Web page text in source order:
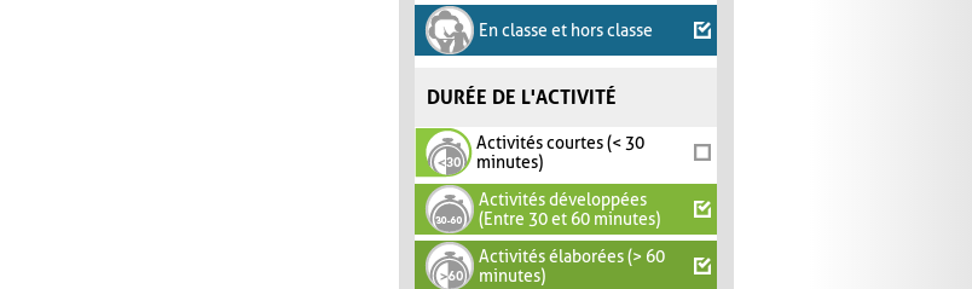
En classe et hors classe
DURÉE DE L'ACTIVITÉ
Activités courtes (< 30
minutes)
Activités développées
(Entre 30 et 60 minutes)
Activités élaborées (> 60
minutes)